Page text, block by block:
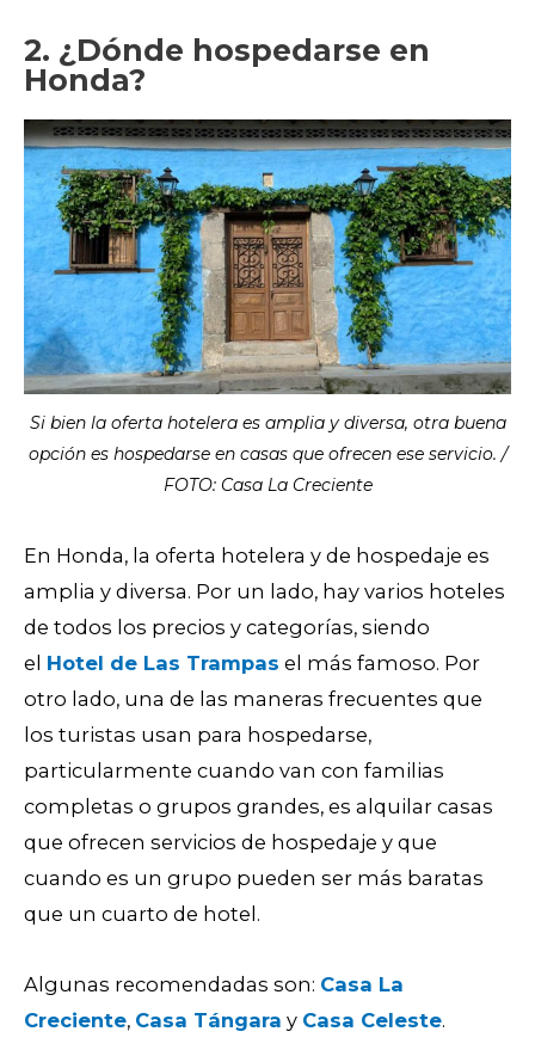
2. ¿Dónde hospedarse en
Honda?
Si bien la oferta hotelera es amplia y diversa, otra buena
opción es hospedarse en casas que ofrecen ese servicio. /
FOTO: Casa La Creciente
En Honda, la oferta hotelera y de hospedaje es
amplia y diversa. Por un lado, hay varios hoteles
de todos los precios y categorías, siendo
el Hotel de Las Trampas el más famoso. Por
otro lado, una de las maneras frecuentes que
los turistas usan para hospedarse,
particularmente cuando van con familias
completas o grupos grandes, es alquilar casas
que ofrecen servicios de hospedaje y que
cuando es un grupo pueden ser más baratas
que un cuarto de hotel.
Algunas recomendadas son: Casa La
Creciente, Casa Tángara y Casa Celeste.